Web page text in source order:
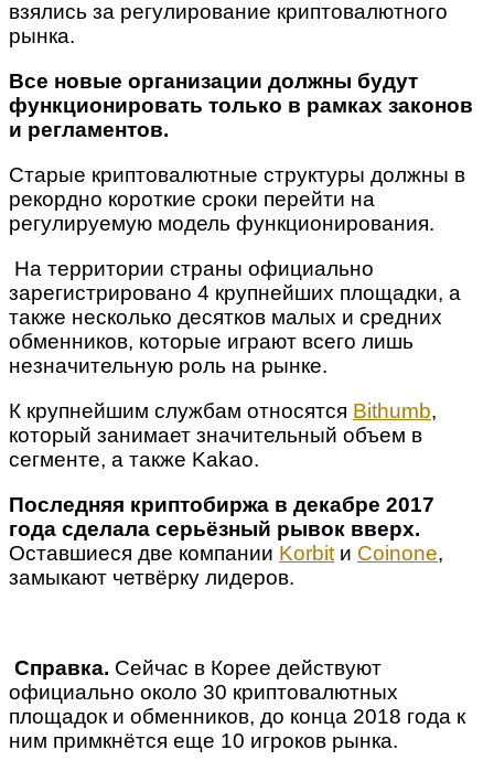
взялись за регулирование криптовалютного
рынка.
Все новые организации должны будут
функционировать только в рамках законов
и регламентов.
Старые криптовалютные структуры должны в
рекордно короткие сроки перейти на
регулируемую модель функционирования.
На территории страны официально
зарегистрировано 4 крупнейших площадки, а
также несколько десятков малых и средних
обменников, которые играют всего лишь
незначительную роль на рынке.
К крупнейшим службам относятся Bithumb,
который занимает значительный объем в
сегменте, а также Kakao.
Последняя криптобиржа в декабре 2017
года сделала серьёзный рывок вверх.
Оставшиеся две компании Korbit и Coinone,
замыкают четвёрку лидеров.
Справка. Сейчас в Корее действуют
официально около 30 криптовалютных
площадок и обменников, до конца 2018 года к
ним примкнётся еще 10 игроков рынка.